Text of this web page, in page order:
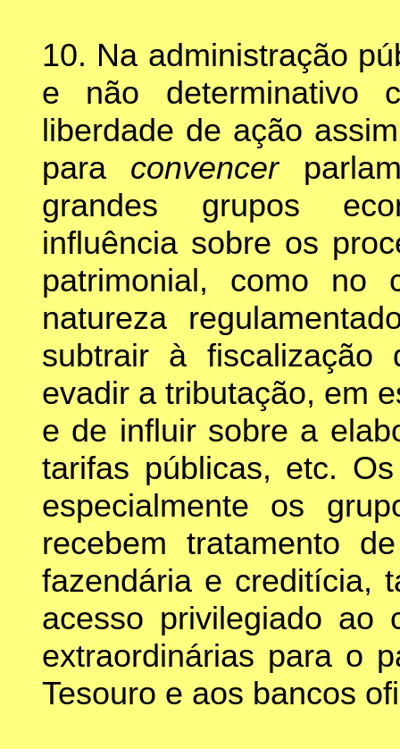
10. Na administração
e não determinativo
liberdade de ação
para convencer
grandes grupos
influência sobre os
patrimonial, como no
natureza
subtrair à fiscalização
evadir a tributação, em
e de influir sobre a
tarifas públicas, etc.
especialmente os
recebem tratamento
fazendária e creditícia,
acesso privilegiado ao
extraordinárias para o
Tesouro e aos bancos